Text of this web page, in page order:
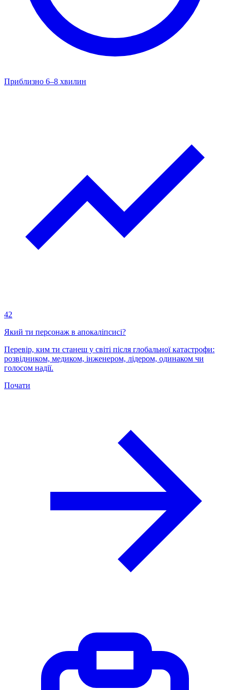
Приблизно 6–8 хвилин
42
Який ти персонаж в апокаліпсисі?
Перевір, ким ти станеш у світі після глобальної катастрофи:
розвідником, медиком, інженером, лідером, одинаком чи
голосом надії.
Почати